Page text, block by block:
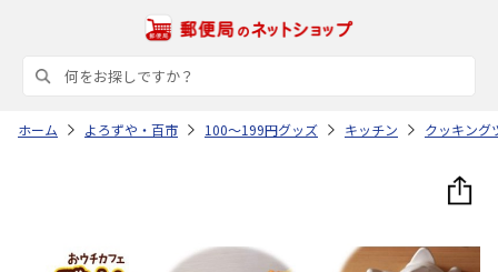
ホーム よろずや・百市 100～199円グッズ キッチン クッキング